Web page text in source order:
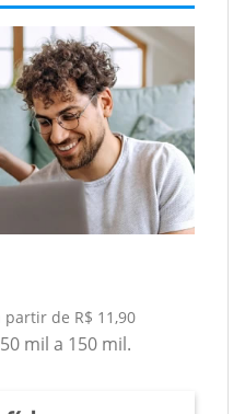
de R$ 11,90
mil a 150 mil.